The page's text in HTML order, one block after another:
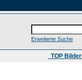
Erweiterte Suche
​ TOP Bilder